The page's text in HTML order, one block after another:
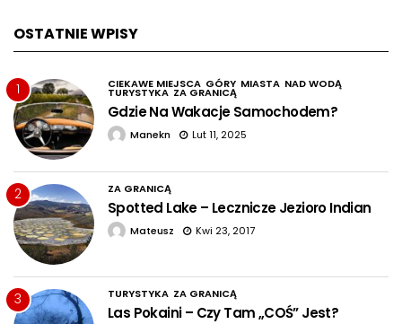
OSTATNIE WPISY
1 CIEKAWE MIEJSCA GÓRY MIASTA NAD WODĄ
TURYSTYKA ZA GRANICĄ
Gdzie Na Wakacje Samochodem?
Manekn Lut 11, 2025
2 ZA GRANICĄ
Spotted Lake – Lecznicze Jezioro Indian
Mateusz Kwi 23, 2017
3 TURYSTYKA ZA GRANICĄ
Las Pokaini – Czy Tam „COŚ” Jest?